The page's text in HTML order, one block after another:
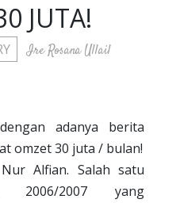
JUTA!
Ire Rosana Ullail
adanya berita
omzet 30 juta / bulan!
Alfian. Salah satu
2006/2007 yang